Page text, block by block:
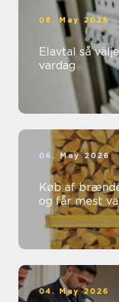
08. May 2026
Elavtal så väljer du rätt avtal för din
vardag
06. May 2026
Køb af
og får mest
04. May 2026